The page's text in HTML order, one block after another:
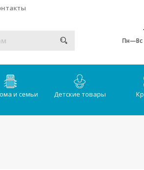
Пн—Вс
и семьи Детские товары